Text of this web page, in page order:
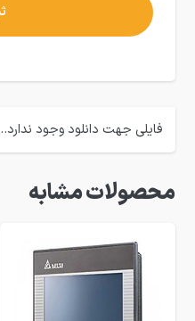
فایلی جهت دانلود وجود ندارد..
محصولات مشابه